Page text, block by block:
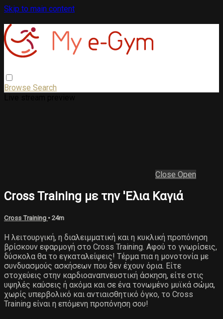
Skip to main content
Browse Search
Close Open
Cross Training με την 'Eλια Καγιά
Cross Training • 24m
Η λειτουργική, η διαλειμματική και η κυκλική προπόνηση
βρίσκουν εφαρμογή στο Cross Training. Αφού το γνωρίσεις,
δύσκολα θα το εγκαταλείψεις! Τέρμα πια η μονοτονία με
συνδυασμούς ασκήσεων που δεν έχουν όρια. Είτε
στοχεύεις στην καρδιοαναπνευστική άσκηση, είτε στις
υψηλές καύσεις ή ακόμα και σε ένα τονωμένο μυϊκά σώμα,
χωρίς υπερβολικό και αντιαισθητικό όγκο, το Cross
Training είναι η επόμενη προπόνηση σου!